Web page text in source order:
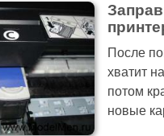
После
хватит
потом
новые